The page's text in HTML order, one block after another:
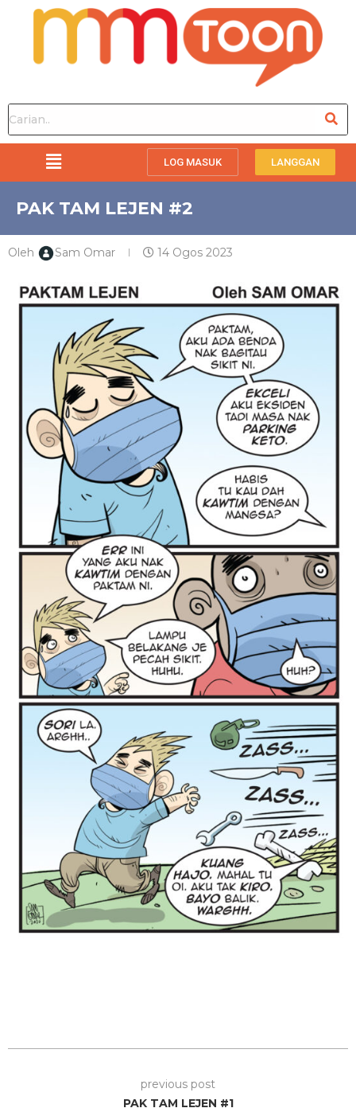
LOG MASUK LANGGAN
PAK TAM LEJEN #2
Oleh Sam Omar 14 Ogos 2023
previous post
PAK TAM LEJEN #1